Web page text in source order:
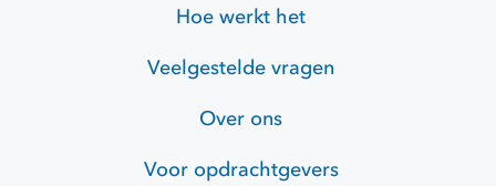
Hoe werkt het
Veelgestelde vragen
Over ons
Voor opdrachtgevers